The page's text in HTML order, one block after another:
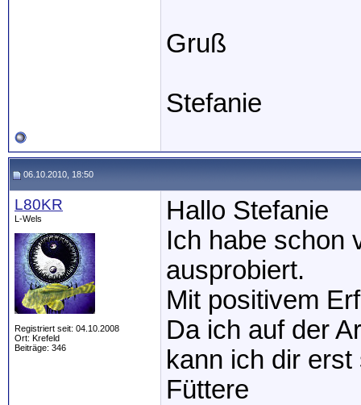
Gruß
Stefanie
06.10.2010, 18:50
L80KR
L-Wels
Registriert seit: 04.10.2008
Ort: Krefeld
Beiträge: 346
Hallo Stefanie
Ich habe schon
ausprobiert.
Mit positivem
Da ich auf der
kann ich dir
Füttere